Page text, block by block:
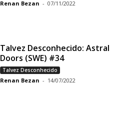
Renan Bezan - 07/11/2022
Talvez Desconhecido: Astral
Doors (SWE) #34
Talvez Desconhecido
Renan Bezan - 14/07/2022